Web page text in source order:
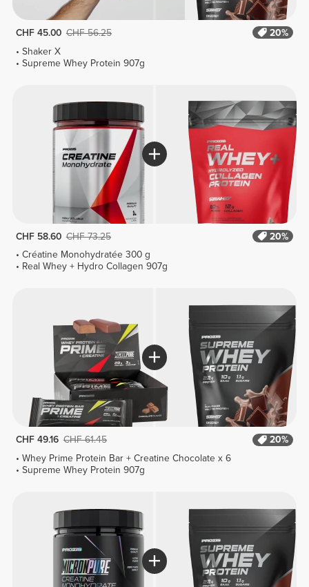
CHF 45.00 CHF 56.25
20%
Shaker X
Supreme Whey Protein 907g
CHF 58.60 CHF 73.25
20%
Créatine Monohydratée 300 g
Real Whey + Hydro Collagen 907g
CHF 49.16 CHF 61.45
20%
Whey Prime Protein Bar + Creatine Chocolate x 6
Supreme Whey Protein 907g